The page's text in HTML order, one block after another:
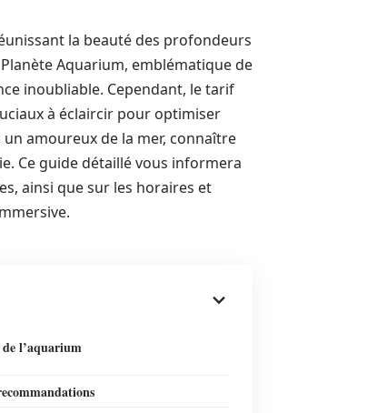
la beauté des profondeurs
Aquarium, emblématique de
inoubliable. Cependant, le tarif
à éclaircir pour optimiser
amoureux de la mer, connaître
Ce guide détaillé vous informera
ainsi que sur les horaires et
l’aquarium